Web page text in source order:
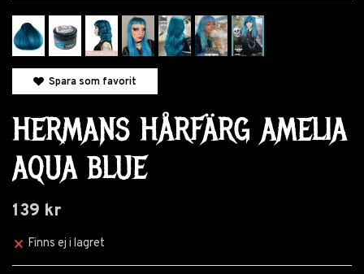
Spara som favorit
HERMANS HÅRFÄRG AMELIA
AQUA BLUE
139 kr
Finns ej i lagret